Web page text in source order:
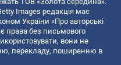
Images редакція має
України «Про авторські
права без письмового
вони не
перекладу, поширенню в